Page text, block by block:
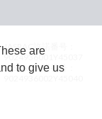
JASRAC許諾番号：
9024936001Y45037
JASRAC許諾番号：
are
to give us